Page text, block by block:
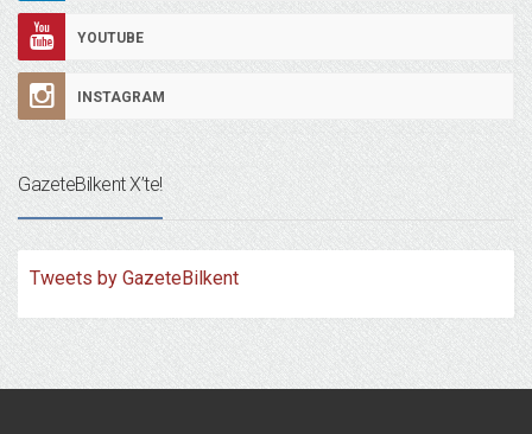
YOUTUBE
INSTAGRAM
GazeteBilkent X’te!
Tweets by GazeteBilkent